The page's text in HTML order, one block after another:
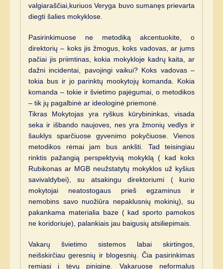
valgiaraščiai,kuriuos Veryga buvo sumanęs prievarta
diegti šalies mokyklose.
Pasirinkimuose ne metodiką akcentuokite, o
direktorių – koks jis žmogus, koks vadovas, ar jums
pačiai jis priimtinas, kokia mokykloje kadrų kaita, ar
dažni incidentai, pavojingi vaikui? Koks vadovas –
tokia bus ir jo parinktų mookytojų komanda. Kokia
komanda – tokie ir švietimo pajėgumai, o metodikos
– tik jų pagalbinė ar ideologinė priemonė.
Tikras Mokytojas yra ryškus kūrybininkas, visada
seka ir išbando naujoves, nes yra žmonių vedlys ir
šauklys sparčiuose gyvenimo pokyčiuose. Vienos
metodikos rėmai jam bus ankšti. Tad teisingiau
rinktis pažangią perspektyvią mokyklą ( kad koks
Rubikonas ar MGB neužstatytų mokyklos už kyšius
savivaldybei), su atsakingu direktoriumi ( kurio
mokytojai neatostogaus prieš egzaminus ir
nemobins savo nuožiūra nepaklusnių mokinių), su
pakankama materialia baze ( kad sporto pamokos
ne koridoriuje), palankiais jau baigusių atsiliepimais.
Vakarų švietimo sistemos labai skirtingos,
neišskirčiau geresnių ir blogesnių. Čia pasirinkimas
remiasi į tėvų piniginę. Vakaruose neformalus